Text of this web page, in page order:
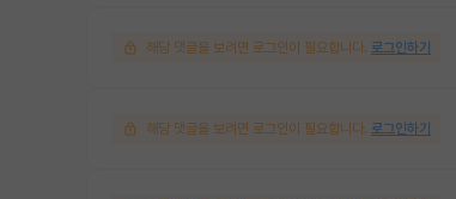
해당 댓글을 보려면 로그인이 필요합니다. 로그인하기
해당 댓글을 보려면 로그인이 필요합니다. 로그인하기